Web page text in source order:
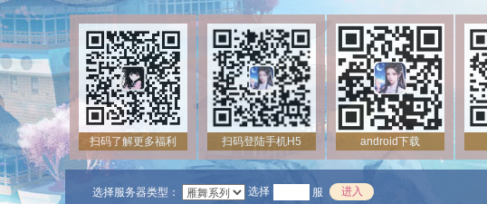
扫码了解更多福利 扫码登陆手机H5 android下载
选择服务器类型： 选择 服 进入